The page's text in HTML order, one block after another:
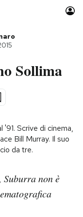
Idee
calcio 2026
Sollima
Scrive di cinema,
Bill Murray. Il suo
da tre.
Suburra non è